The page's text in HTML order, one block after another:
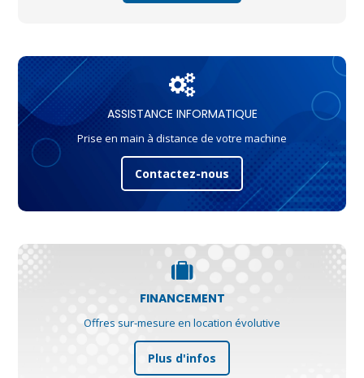
ASSISTANCE INFORMATIQUE
Prise en main à distance de votre machine
Contactez-nous
FINANCEMENT
Offres sur-mesure en location évolutive
Plus d'infos